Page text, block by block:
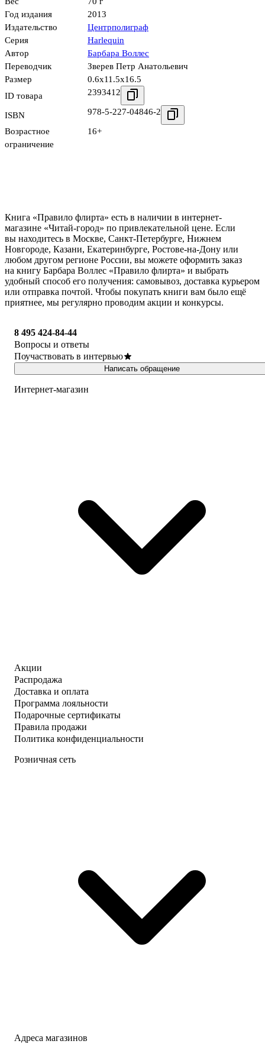
Год издания
2013
Издательство
Центрполиграф
Серия
Harlequin
Автор
Барбара Воллес
Переводчик
Зверев Петр Анатольевич
Размер
0.6x11.5x16.5
ID товара
2393412
ISBN 978-5-227-04846-2
Возрастное
ограничение
16+
Книга «Правило флирта» есть в наличии в интернет-
магазине «Читай-город» по привлекательной цене. Если
вы находитесь в Москве, Санкт-Петербурге, Нижнем
Новгороде, Казани, Екатеринбурге, Ростове-на-Дону или
любом другом регионе России, вы можете оформить заказ
на книгу Барбара Воллес «Правило флирта» и выбрать
удобный способ его получения: самовывоз, доставка курьером
или отправка почтой. Чтобы покупать книги вам было ещё
приятнее, мы регулярно проводим акции и конкурсы.
8 495 424-84-44
Вопросы и ответы
Поучаствовать в интервью
Написать обращение
Интернет-магазин
Акции
Распродажа
Доставка и оплата
Программа лояльности
Подарочные сертификаты
Правила продажи
Политика конфиденциальности
Розничная сеть
Адреса магазинов